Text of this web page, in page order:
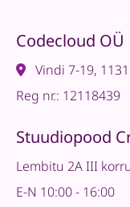
Codecloud OÜ
Vindi 7-19,
Reg nr.: 12118439
Stuudiopood
Lembitu 2A III
E-N 10:00 - 16:00